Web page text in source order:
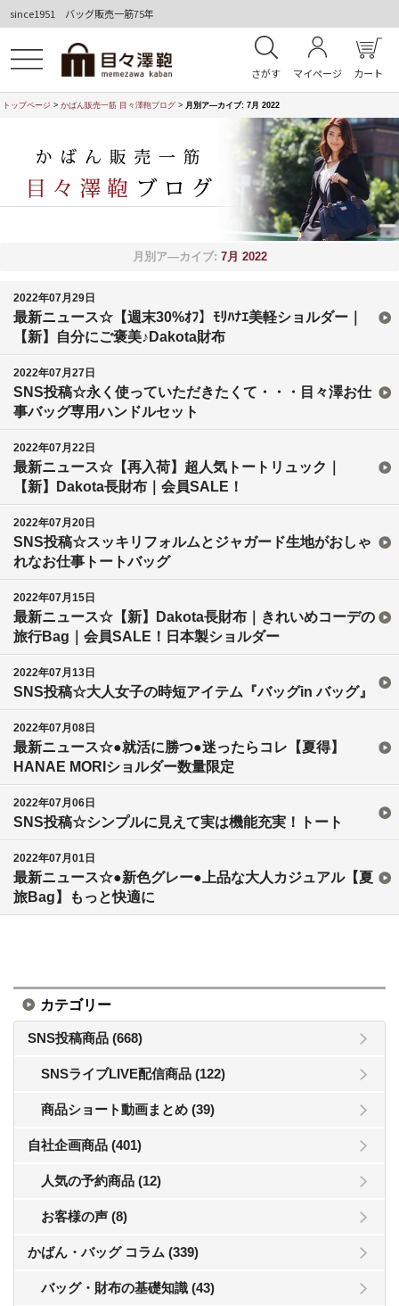
since1951 バッグ販売一筋75年
さがす マイページ カート
トップページ > かばん販売一筋 目々澤鞄ブログ > 月別ア―カイブ: 7月 2022
月別ア―カイブ: 7月 2022
2022年07月29日
最新ニュース☆【週末30%ｵﾌ】ﾓﾘﾊﾅｴ美軽ショルダー｜
【新】自分にご褒美♪Dakota財布
2022年07月27日
SNS投稿☆永く使っていただきたくて・・・目々澤お仕
事バッグ専用ハンドルセット
2022年07月22日
最新ニュース☆【再入荷】超人気トートリュック｜
【新】Dakota長財布｜会員SALE！
2022年07月20日
SNS投稿☆スッキリフォルムとジャガード生地がおしゃ
れなお仕事トートバッグ
2022年07月15日
最新ニュース☆【新】Dakota長財布｜きれいめコーデの
旅行Bag｜会員SALE！日本製ショルダー
2022年07月13日
SNS投稿☆大人女子の時短アイテム『バッグin バッグ』
2022年07月08日
最新ニュース☆●就活に勝つ●迷ったらコレ【夏得】
HANAE MORIショルダー数量限定
2022年07月06日
SNS投稿☆シンプルに見えて実は機能充実！トート
2022年07月01日
最新ニュース☆●新色グレー●上品な大人カジュアル【夏
旅Bag】もっと快適に
カテゴリー
SNS投稿商品 (668)
SNSライブLIVE配信商品 (122)
商品ショート動画まとめ (39)
自社企画商品 (401)
人気の予約商品 (12)
お客様の声 (8)
かばん・バッグ コラム (339)
バッグ・財布の基礎知識 (43)